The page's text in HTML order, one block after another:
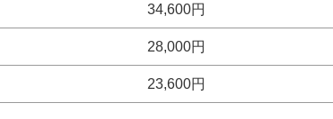
34,600円
28,000円
23,600円